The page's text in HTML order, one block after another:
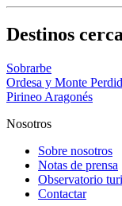
Destinos
Sobrarbe
Ordesa y Monte
Pirineo Aragonés
Nosotros
Sobre nosotros
Notas de prensa
Observatorio
Contactar